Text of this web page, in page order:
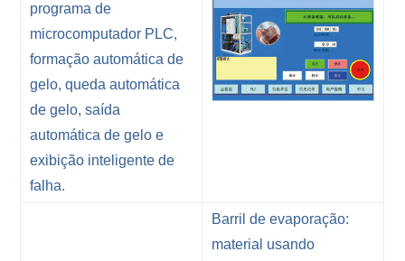
programa de
microcomputador PLC,
formação automática de
gelo, queda automática
de gelo, saída
automática de gelo e
exibição inteligente de
falha.
Barril de evaporação:
material usando